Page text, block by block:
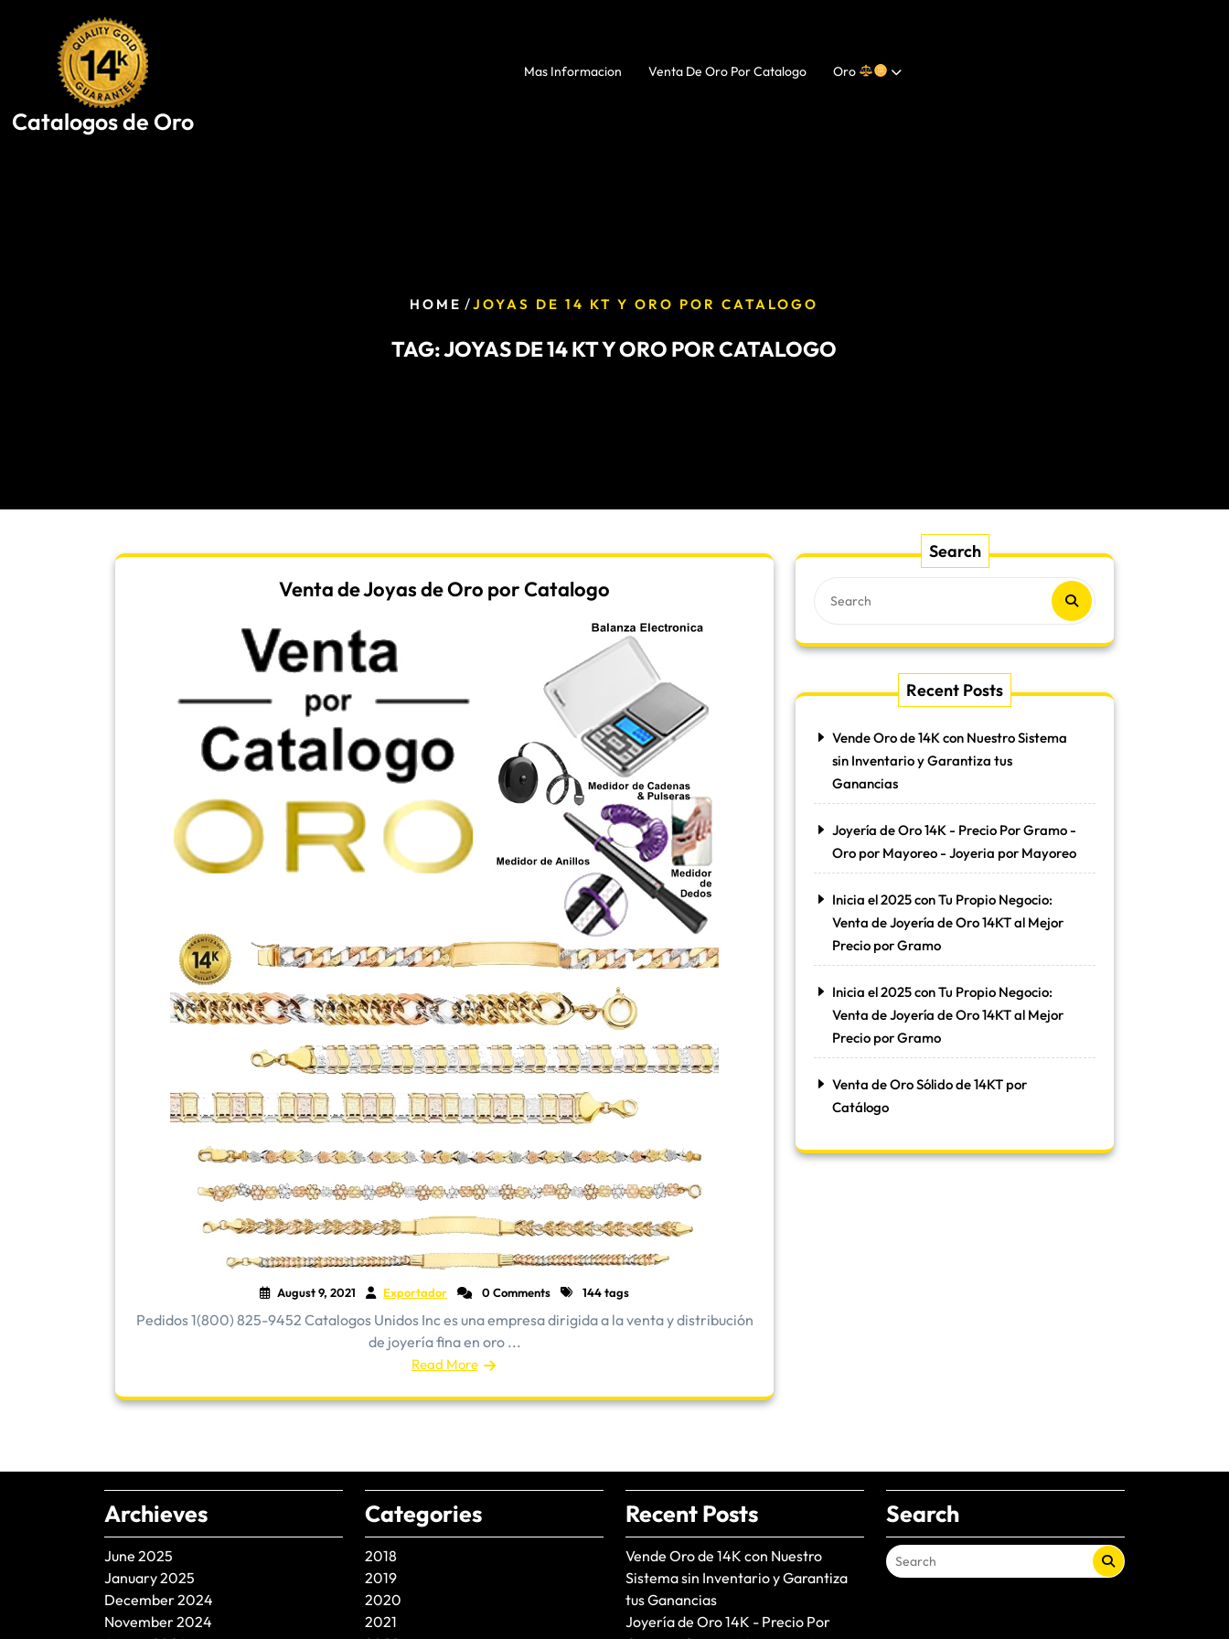
Catalogos de Oro
Mas Informacion Venta De Oro Por Catalogo Oro
HOME /JOYAS DE 14 KT Y ORO POR CATALOGO
TAG:JOYAS DE 14 KT Y ORO POR CATALOGO
Venta de Joyas de Oro por Catalogo
August 9, 2021 Exportador 0 Comments 144 tags
Pedidos 1(800) 825-9452 Catalogos Unidos Inc es una empresa dirigida a la venta y distribución
de joyería fina en oro ...
Read More
Search
Recent Posts
Vende Oro de 14K con Nuestro Sistema
sin Inventario y Garantiza tus
Ganancias
Joyería de Oro 14K - Precio Por Gramo -
Oro por Mayoreo - Joyeria por Mayoreo
Inicia el 2025 con Tu Propio Negocio:
Venta de Joyería de Oro 14KT al Mejor
Precio por Gramo
Inicia el 2025 con Tu Propio Negocio:
Venta de Joyería de Oro 14KT al Mejor
Precio por Gramo
Venta de Oro Sólido de 14KT por
Catálogo
Archieves
June 2025
January 2025
December 2024
November 2024
Categories
2018
2019
2020
2021
Recent Posts
Vende Oro de 14K con Nuestro
Sistema sin Inventario y Garantiza
tus Ganancias
Joyería de Oro 14K - Precio Por
Search